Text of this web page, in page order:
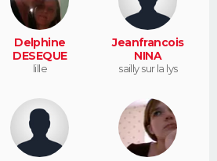
Delphine
DESEQUE
lille
Jeanfrancois
NINA
sailly sur la lys